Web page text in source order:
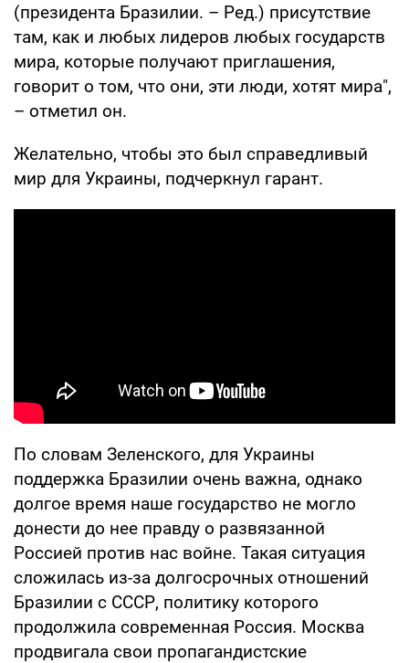
(президента Бразилии. – Ред.) присутствие
там, как и любых лидеров любых государств
мира, которые получают приглашения,
говорит о том, что они, эти люди, хотят мира",
– отметил он.
Желательно, чтобы это был справедливый
мир для Украины, подчеркнул гарант.
По словам Зеленского, для Украины
поддержка Бразилии очень важна, однако
долгое время наше государство не могло
донести до нее правду о развязанной
Россией против нас войне. Такая ситуация
сложилась из-за долгосрочных отношений
Бразилии с СССР, политику которого
продолжила современная Россия. Москва
продвигала свои пропагандистские